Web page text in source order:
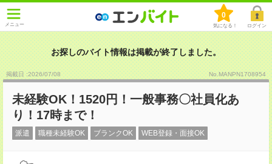
メニュー
0
気になる！ ログイン
お探しのバイト情報は掲載が終了しました。
掲載日 :2026/07/08 No.MANPN1708954
未経験OK！1520円！一般事務〇社員化あ
り！17時まで！
派遣 職種未経験OK ブランクOK WEB登録・面接OK